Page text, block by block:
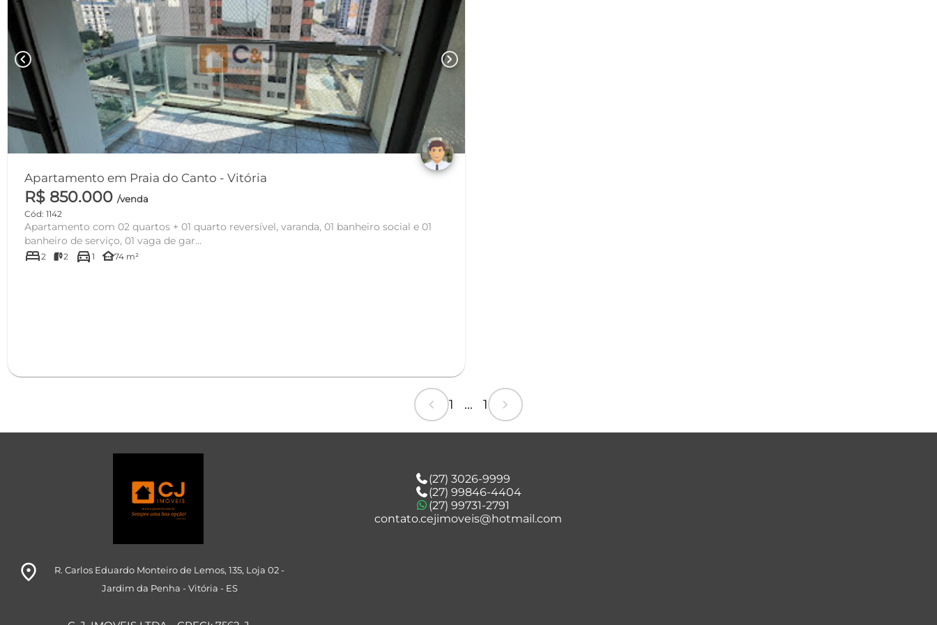
chevron_left chevron_right
Apartamento em Praia do Canto - Vitória
R$ 850.000 /venda
Cód: 1142
Apartamento com 02 quartos + 01 quarto reversível, varanda, 01 banheiro social e 01
banheiro de serviço, 01 vaga de gar...
bed2 2 directions_car 1 other_houses74 m²
chevron_left 1 ... 1 chevron_right
room R. Carlos Eduardo Monteiro de Lemos, 135, Loja 02-
Jardim da Penha - Vitória - ES
(27) 3026-9999
(27) 99846-4404
(27) 99731-2791
contato.cejimoveis@hotmail.com